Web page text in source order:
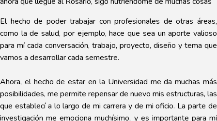
El hecho de poder trabajar con profesionales de otras áreas,
como la de salud, por ejemplo, hace que sea un aporte valioso
para mí cada conversación, trabajo, proyecto, diseño y tema que
vamos a desarrollar cada semestre.
Ahora, el hecho de estar en la Universidad me da muchas más
posibilidades, me permite repensar de nuevo mis estructuras, las
que establecí a lo largo de mi carrera y de mi oficio. La parte de
investigación me emociona muchísimo, y es importante para mí